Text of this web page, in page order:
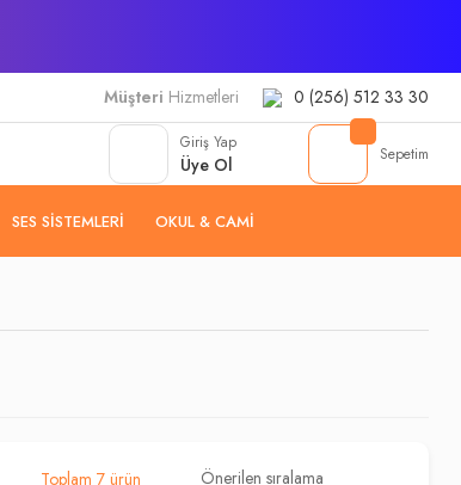
Müşteri Hizmetleri 0 (256) 512 33 30
Giriş Yap
Üye Ol Sepetim
SES SISTEMLERI OKUL & CAMI
Toplam 7 ürün